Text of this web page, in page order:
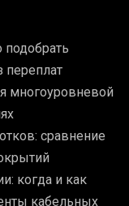
переплат
многоуровневой
сравнение
когда и как
кабельных